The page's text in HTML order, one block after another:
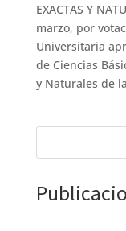
EXACTAS Y
marzo, por
Universitaria
de Ciencias
y Naturales de